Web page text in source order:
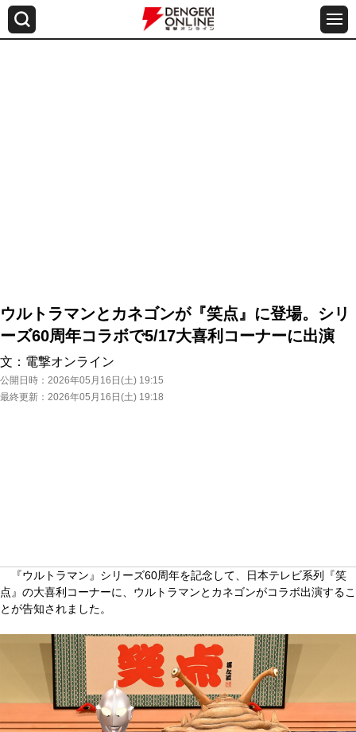
ウルトラマンとカネゴンが『笑点』に登場。シリ
ーズ60周年コラボで5/17大喜利コーナーに出演
文： 電撃オンライン
公開日時： 2026年05月16日(土) 19:15
最終更新： 2026年05月16日(土) 19:18
『ウルトラマン』シリーズ60周年を記念して、日本テレビ系列『笑
点』の大喜利コーナーに、ウルトラマンとカネゴンがコラボ出演するこ
とが告知されました。